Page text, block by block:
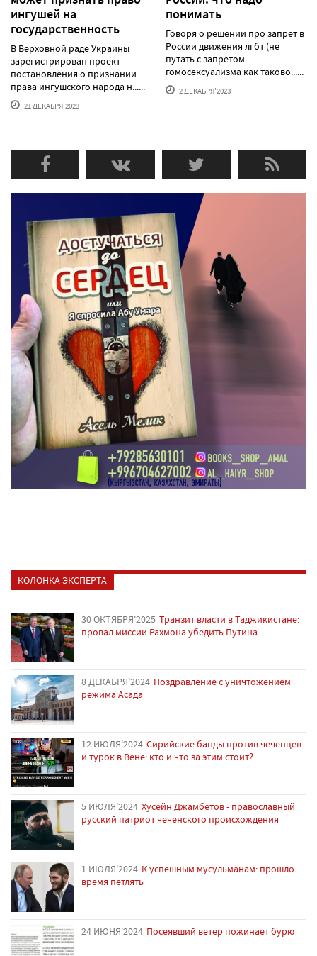
ингушей на
государственность
В Верховной раде Украины
зарегистрирован проект
постановления о признании
права ингушского народа н......
21 ДЕКАБРЯ'2023
понимать
Говоря о решении про запрет в
России движения лгбт (не
путать с запретом
гомосексуализма как таково......
2 ДЕКАБРЯ'2023
КОЛОНКА ЭКСПЕРТА
30 ОКТЯБРЯ'2025 Транзит власти в Таджикистане:
провал миссии Рахмона убедить Путина
8 ДЕКАБРЯ'2024 Поздравление с уничтожением
режима Асада
12 ИЮЛЯ'2024 Сирийские банды против чеченцев
и турок в Вене: кто и что за этим стоит?
5 ИЮЛЯ'2024 Хусейн Джамбетов - православный
русский патриот чеченского происхождения
1 ИЮЛЯ'2024 К успешным мусульманам: прошло
время петлять
24 ИЮНЯ'2024 Посеявший ветер пожинает бурю